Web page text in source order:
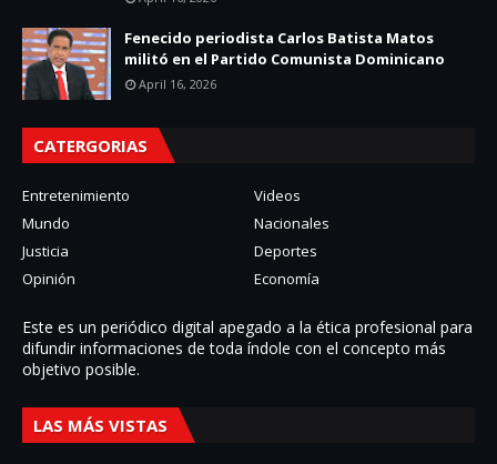
Fenecido periodista Carlos Batista Matos
militó en el Partido Comunista Dominicano
April 16, 2026
CATERGORIAS
Entretenimiento
Videos
Mundo
Nacionales
Justicia
Deportes
Opinión
Economía
Este es un periódico digital apegado a la ética profesional para
difundir informaciones de toda í­ndole con el concepto más
objetivo posible.
LAS MÁS VISTAS